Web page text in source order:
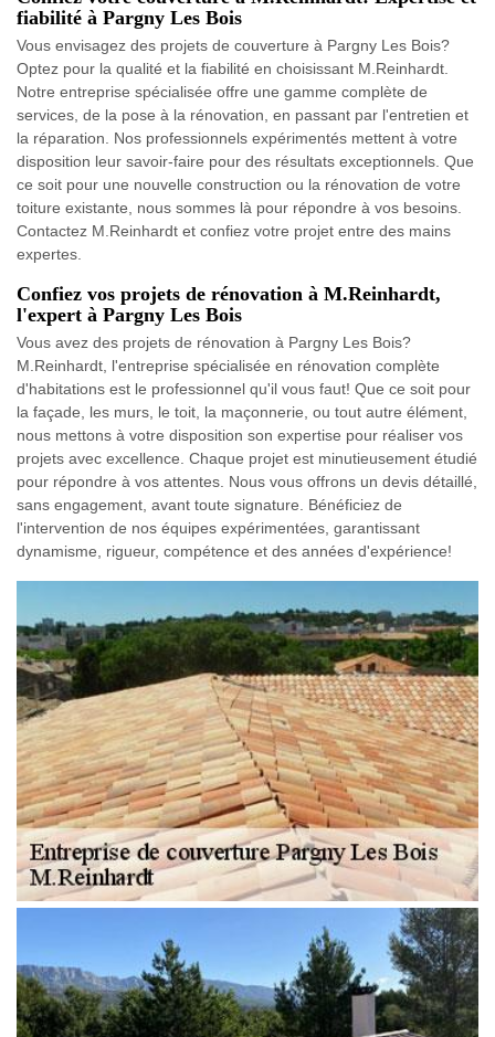
fiabilité à Pargny Les Bois
Vous envisagez des projets de couverture à Pargny Les Bois?
Optez pour la qualité et la fiabilité en choisissant M.Reinhardt.
Notre entreprise spécialisée offre une gamme complète de
services, de la pose à la rénovation, en passant par l'entretien et
la réparation. Nos professionnels expérimentés mettent à votre
disposition leur savoir-faire pour des résultats exceptionnels. Que
ce soit pour une nouvelle construction ou la rénovation de votre
toiture existante, nous sommes là pour répondre à vos besoins.
Contactez M.Reinhardt et confiez votre projet entre des mains
expertes.
Confiez vos projets de rénovation à M.Reinhardt,
l'expert à Pargny Les Bois
Vous avez des projets de rénovation à Pargny Les Bois?
M.Reinhardt, l'entreprise spécialisée en rénovation complète
d'habitations est le professionnel qu'il vous faut! Que ce soit pour
la façade, les murs, le toit, la maçonnerie, ou tout autre élément,
nous mettons à votre disposition son expertise pour réaliser vos
projets avec excellence. Chaque projet est minutieusement étudié
pour répondre à vos attentes. Nous vous offrons un devis détaillé,
sans engagement, avant toute signature. Bénéficiez de
l'intervention de nos équipes expérimentées, garantissant
dynamisme, rigueur, compétence et des années d'expérience!